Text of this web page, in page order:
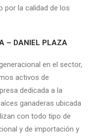
por la calidad de los
– DANIEL PLAZA
en el sector,
activos de
dedicada a la
ganaderas ubicada
con todo tipo de
y de importación y